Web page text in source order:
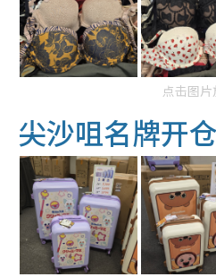
点击图片
尖沙咀名牌开